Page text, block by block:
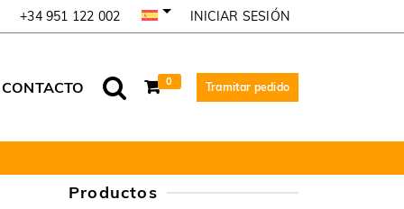
+34 951 122 002 INICIAR SESIÓN
CONTACTO 0 Tramitar pedido
Productos